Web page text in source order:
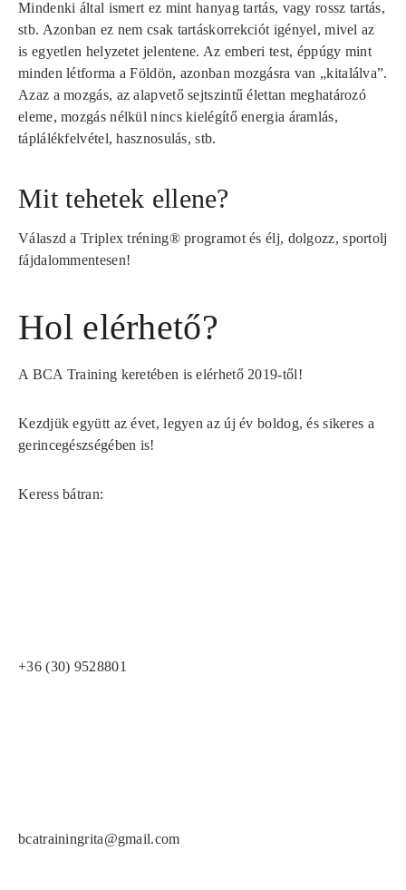
Mindenki által ismert ez mint hanyag tartás, vagy rossz tartás,
stb. Azonban ez nem csak tartáskorrekciót igényel, mivel az
is egyetlen helyzetet jelentene. Az emberi test, éppúgy mint
minden létforma a Földön, azonban mozgásra van „kitalálva”.
Azaz a mozgás, az alapvető sejtszintű élettan meghatározó
eleme, mozgás nélkül nincs kielégítő energia áramlás,
táplálékfelvétel, hasznosulás, stb.
Mit tehetek ellene?
Válaszd a Triplex tréning®programot és élj, dolgozz, sportolj
fájdalommentesen!
Hol elérhető?
A BCA Training keretében is elérhető 2019-től!
Kezdjük együtt az évet, legyen az új év boldog, és sikeres a
gerincegészségében is!
Keress bátran:
+36 (30) 9528801
bcatrainingrita@gmail.com